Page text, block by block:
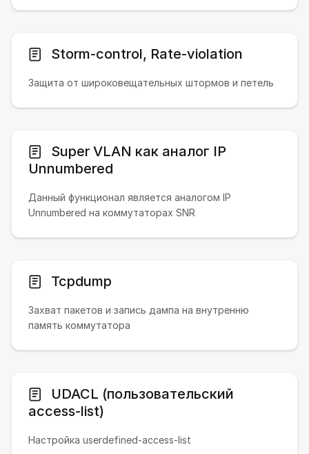
Storm-control, Rate-violation
Защита от широковещательных штормов и петель
Super VLAN как аналог IP
Unnumbered
Данный функционал является аналогом IP
Unnumbered на коммутаторах SNR
Tcpdump
Захват пакетов и запись дампа на внутренню
память коммутатора
UDACL (пользовательский
access-list)
Настройка userdefined-access-list